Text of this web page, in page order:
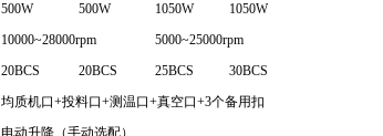
500W 500W 1050W
1050W
10000~28000rpm
5000~25000rpm
20BCS 20BCS 25BCS
30BCS
均质机口+投料口+测温口+真空口+3个备用扣
电动升降（手动选配）